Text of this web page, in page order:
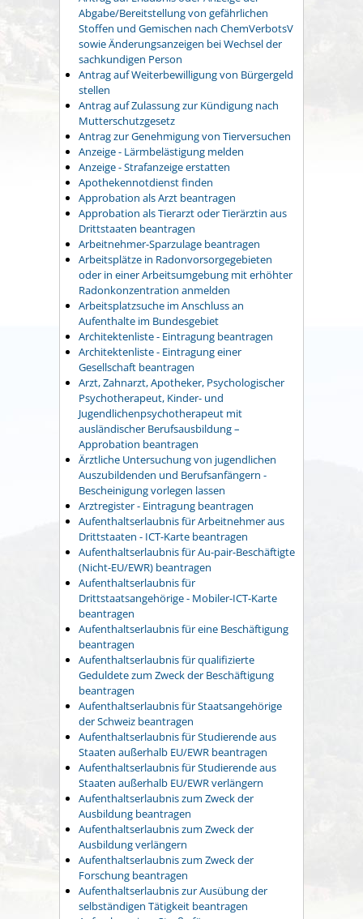
Abgabe/Bereitstellung von gefährlichen
Stoffen und Gemischen nach ChemVerbotsV
sowie Änderungsanzeigen bei Wechsel der
sachkundigen Person
Antrag auf Weiterbewilligung von Bürgergeld
stellen
Antrag auf Zulassung zur Kündigung nach
Mutterschutzgesetz
Antrag zur Genehmigung von Tierversuchen
Anzeige - Lärmbelästigung melden
Anzeige - Strafanzeige erstatten
Apothekennotdienst finden
Approbation als Arzt beantragen
Approbation als Tierarzt oder Tierärztin aus
Drittstaaten beantragen
Arbeitnehmer-Sparzulage beantragen
Arbeitsplätze in Radonvorsorgegebieten
oder in einer Arbeitsumgebung mit erhöhter
Radonkonzentration anmelden
Arbeitsplatzsuche im Anschluss an
Aufenthalte im Bundesgebiet
Architektenliste - Eintragung beantragen
Architektenliste - Eintragung einer
Gesellschaft beantragen
Arzt, Zahnarzt, Apotheker, Psychologischer
Psychotherapeut, Kinder- und
Jugendlichenpsychotherapeut mit
ausländischer Berufsausbildung –
Approbation beantragen
Ärztliche Untersuchung von jugendlichen
Auszubildenden und Berufsanfängern -
Bescheinigung vorlegen lassen
Arztregister - Eintragung beantragen
Aufenthaltserlaubnis für Arbeitnehmer aus
Drittstaaten - ICT-Karte beantragen
Aufenthaltserlaubnis für Au-pair-Beschäftigte
(Nicht-EU/EWR) beantragen
Aufenthaltserlaubnis für
Drittstaatsangehörige - Mobiler-ICT-Karte
beantragen
Aufenthaltserlaubnis für eine Beschäftigung
beantragen
Aufenthaltserlaubnis für qualifizierte
Geduldete zum Zweck der Beschäftigung
beantragen
Aufenthaltserlaubnis für Staatsangehörige
der Schweiz beantragen
Aufenthaltserlaubnis für Studierende aus
Staaten außerhalb EU/EWR beantragen
Aufenthaltserlaubnis für Studierende aus
Staaten außerhalb EU/EWR verlängern
Aufenthaltserlaubnis zum Zweck der
Ausbildung beantragen
Aufenthaltserlaubnis zum Zweck der
Ausbildung verlängern
Aufenthaltserlaubnis zum Zweck der
Forschung beantragen
Aufenthaltserlaubnis zur Ausübung der
selbständigen Tätigkeit beantragen